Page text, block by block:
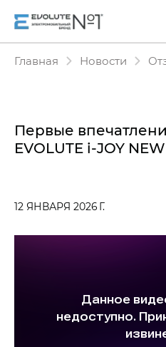
Главная Новости
Первые
EVOLUTE i‑JOY NEW
12 ЯНВАРЯ 2026 Г.